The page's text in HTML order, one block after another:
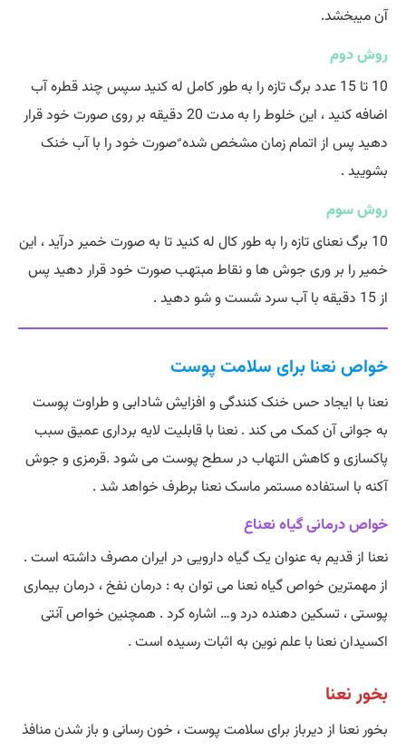
آن میبخشد.
روش دوم
10 تا 15 عدد برگ تازه را به طور کامل له کنید سپس چند قطره آب
اضافه کنید ، این خلوط را به مدت 20 دقیقه بر روی صورت خود قرار
دهید پس از اتمام زمان مشخص شده ٌصورت خود را با آب خنک
بشویید .
روش سوم
10 برگ نعنای تازه را به طور کال له کنید تا به صورت خمیر درآید ، این
خمیر را بر وری جوش ها و نقاط مبتهب صورت خود قرار دهید پس
از 15 دقیقه با آب سرد شست و شو دهید .
خواص نعنا برای سلامت پوست
نعنا با ایجاد حس خنک کنندگی و افزایش شادابی و طراوت پوست
به جوانی آن کمک می کند . نعنا با قابلیت لایه برداری عمیق سبب
پاکسازی و کاهش التهاب در سطح پوست می شود .قرمزی و جوش
آکنه با استفاده مستمر ماسک نعنا برطرف خواهد شد .
خواص درمانی گیاه نعناع
نعنا از قدیم به عنوان یک گیاه دارویی در ایران مصرف داشته است .
از مهمترین خواص گیاه نعنا می توان به : درمان نفخ ، درمان بیماری
پوستی ، تسکین دهنده درد و… اشاره کرد . همچنین خواص آنتی
اکسیدان نعنا با علم نوین به اثبات رسیده است .
بخور نعنا
بخور نعنا از دیرباز برای سلامت پوست ، خون رسانی و باز شدن منافذ